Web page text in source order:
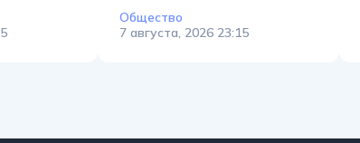
Общество
7 августа, 2026 23:15